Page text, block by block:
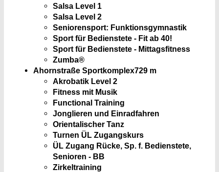
Salsa Level 1
Salsa Level 2
Seniorensport: Funktionsgymnastik
Sport für Bedienstete - Fit ab 40!
Sport für Bedienstete - Mittagsfitness
Zumba®
Ahornstraße Sportkomplex729 m
Akrobatik Level 2
Fitness mit Musik
Functional Training
Jonglieren und Einradfahren
Orientalischer Tanz
Turnen ÜL Zugangskurs
ÜL Zugang Rücke, Sp. f. Bedienstete,
Senioren - BB
Zirkeltraining